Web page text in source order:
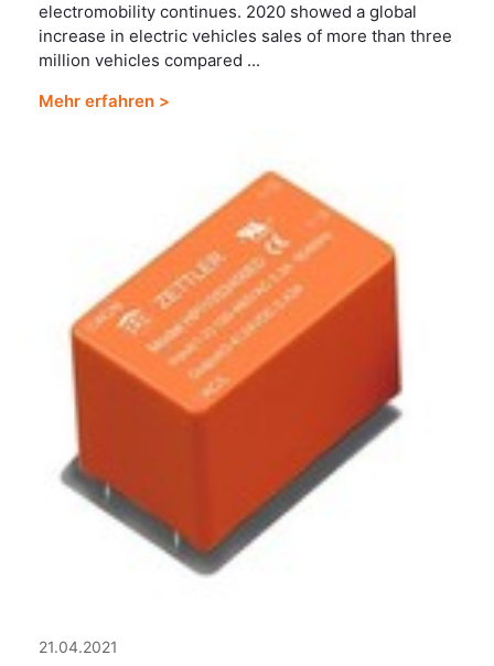
electromobility continues. 2020 showed a global
increase in electric vehicles sales of more than three
million vehicles compared ...
Mehr erfahren >
21.04.2021